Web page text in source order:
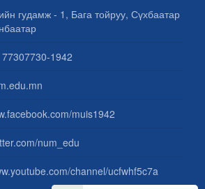
гудамж - 1, Бага тойруу, Сүхбаатар
1942
muis1942
num_edu
channel/ucfwhf5c7a